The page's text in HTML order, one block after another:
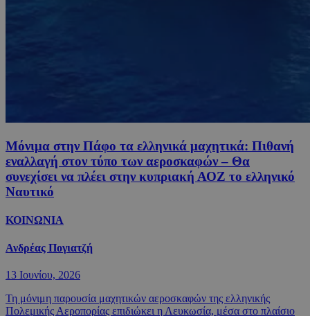
Μόνιμα στην Πάφο τα ελληνικά μαχητικά: Πιθανή
εναλλαγή στον τύπο των αεροσκαφών – Θα
συνεχίσει να πλέει στην κυπριακή ΑΟΖ το ελληνικό
Ναυτικό
ΚΟΙΝΩΝΙΑ
Ανδρέας Πογιατζή
13 Ιουνίου, 2026
Τη μόνιμη παρουσία μαχητικών αεροσκαφών της ελληνικής
Πολεμικής Αεροπορίας επιδιώκει η Λευκωσία, μέσα στο πλαίσιο